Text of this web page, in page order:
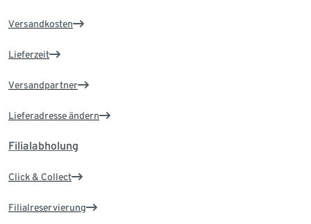
Versandkosten
Lieferzeit
Versandpartner
Lieferadresse ändern
Filialabholung
Click & Collect
Filialreservierung